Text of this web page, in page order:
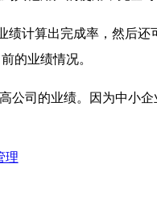
计算出完成率，然后还
的业绩情况。
司的业绩。因为中小企
理